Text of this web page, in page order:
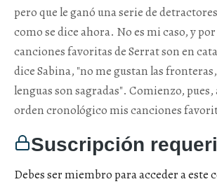
pero que le ganó una serie de
como se dice ahora. No es mi caso, y
canciones favoritas de Serrat son en
dice Sabina, "no me gustan las
lenguas son sagradas". Comienzo,
orden cronológico mis canciones
Suscripción
Debes ser miembro para acceder a este